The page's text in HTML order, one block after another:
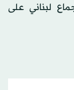
لبناني على